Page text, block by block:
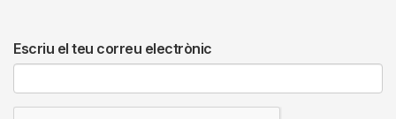
Escriu el teu correu electrònic